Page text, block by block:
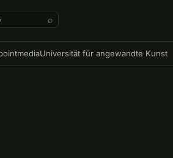
⌕
Universität für angewandte Kunst